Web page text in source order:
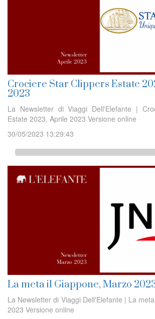
Crociere Star Clippers Estate
2023
La Newsletter di Viaggi Dell'Elefante |
Estate 2023, Aprile 2023 Versione online
30/05/2023 13:29:43
La meta il Giappone, Marzo
La Newsletter di Viaggi Dell'Elefante | La
2023 Versione online